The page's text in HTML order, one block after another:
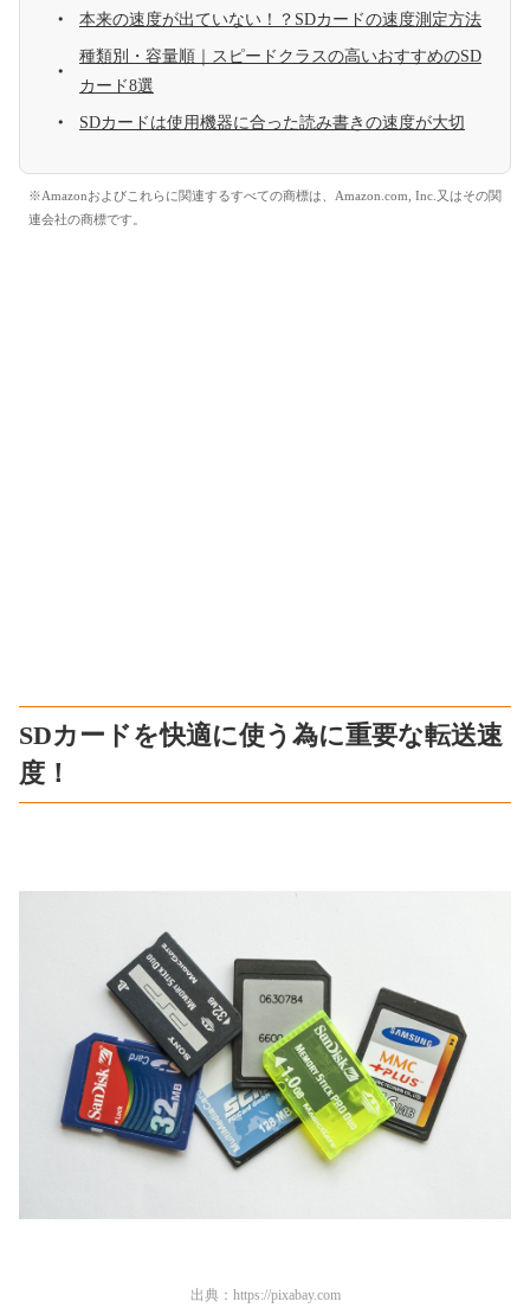
本来の速度が出ていない！？SDカードの速度測定方法
種類別・容量順｜スピードクラスの高いおすすめのSD
カード8選
SDカードは使用機器に合った読み書きの速度が大切
※Amazonおよびこれらに関連するすべての商標は、Amazon.com, Inc.又はその関
連会社の商標です。
SDカードを快適に使う為に重要な転送速
度！
出典： https://pixabay.com